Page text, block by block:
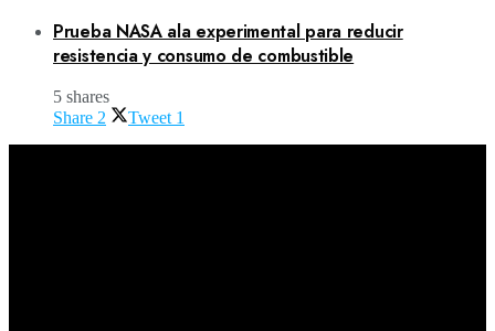
Prueba NASA ala experimental para reducir
resistencia y consumo de combustible
5 shares
Share 2 Tweet 1